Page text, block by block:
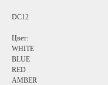
DC12
Цвет:
WHITE
BLUE
RED
AMBER